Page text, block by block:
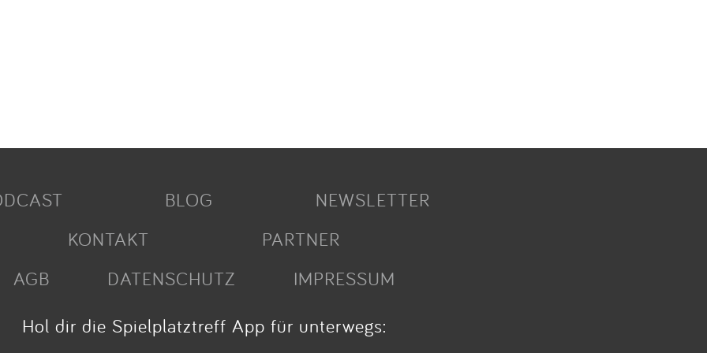
BLOG
NEWSLETTER
KONTAKT
PARTNER
AGB
DATENSCHUTZ
IMPRESSUM
Hol dir die Spielplatztreff App für unterwegs: